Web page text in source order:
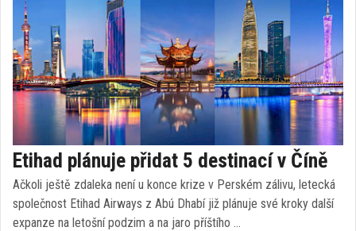
Etihad plánuje přidat 5 destinací v Číně
Ačkoli ještě zdaleka není u konce krize v Perském zálivu, letecká
společnost Etihad Airways z Abú Dhabí již plánuje své kroky další
expanze na letošní podzim a na jaro příštího …